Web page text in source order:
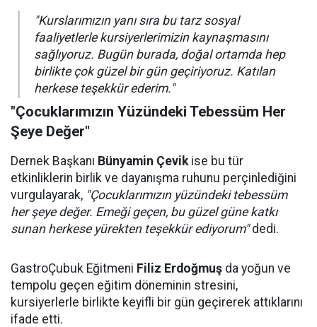
"Kurslarımızın yanı sıra bu tarz sosyal
faaliyetlerle kursiyerlerimizin kaynaşmasını
sağlıyoruz. Bugün burada, doğal ortamda hep
birlikte çok güzel bir gün geçiriyoruz. Katılan
herkese teşekkür ederim."
"Çocuklarımızın Yüzündeki Tebessüm Her
Şeye Değer"
Dernek Başkanı Bünyamin Çevikise bu tür
etkinliklerin birlik ve dayanışma ruhunu perçinlediğini
vurgulayarak, "Çocuklarımızın yüzündeki tebessüm
her şeye değer. Emeği geçen, bu güzel güne katkı
sunan herkese yürekten teşekkür ediyorum"dedi.
GastroÇubuk Eğitmeni Filiz Erdoğmuş da yoğun ve
tempolu geçen eğitim döneminin stresini,
kursiyerlerle birlikte keyifli bir gün geçirerek attıklarını
ifade etti.